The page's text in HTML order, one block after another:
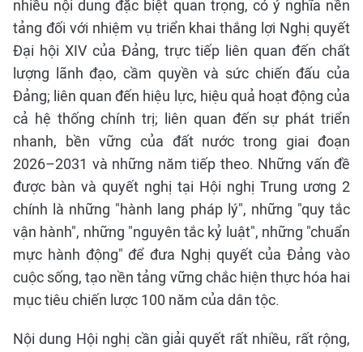
nhiều nội dung đặc biệt quan trọng, có ý nghĩa nền
tảng đối với nhiệm vụ triển khai thắng lợi Nghị quyết
Đại hội XIV của Đảng, trực tiếp liên quan đến chất
lượng lãnh đạo, cầm quyền và sức chiến đấu của
Đảng; liên quan đến hiệu lực, hiệu quả hoạt động của
cả hệ thống chính trị; liên quan đến sự phát triển
nhanh, bền vững của đất nước trong giai đoạn
2026–2031 và những năm tiếp theo. Những vấn đề
được bàn và quyết nghị tại Hội nghị Trung ương 2
chính là những "hành lang pháp lý", những "quy tắc
vận hành", những "nguyên tắc kỷ luật", những "chuẩn
mực hành động" để đưa Nghị quyết của Đảng vào
cuộc sống, tạo nền tảng vững chắc hiện thực hóa hai
mục tiêu chiến lược 100 năm của dân tộc.
Nội dung Hội nghị cần giải quyết rất nhiều, rất rộng,